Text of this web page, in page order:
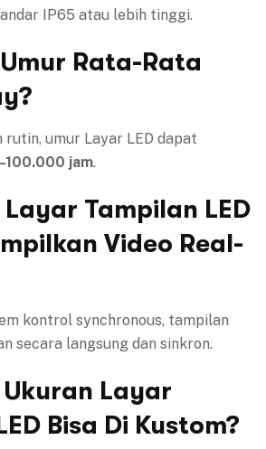
IP65 atau lebih tinggi.
Rata-Rata
rutin, umur Layar LED dapat
jam.
Tampilan LED
Video Real-
kontrol synchronous, tampilan
secara langsung dan sinkron.
Layar
Bisa Di Kustom?